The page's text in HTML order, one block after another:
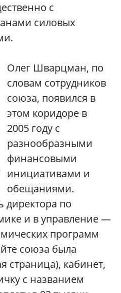
с
силовых
Олег Шварцман, по
словам сотрудников
союза, появился в
этом коридоре в
2005 году с
разнообразными
финансовыми
инициативами и
обещаниями.
директора по
и в управление —
программ
союза была
страница), кабинет,
с названием